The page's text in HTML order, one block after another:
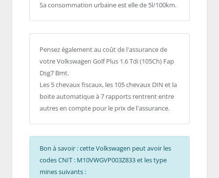
Sa consommation urbaine est elle de 5l/100km.
Pensez également au coût de l'assurance de
votre Volkswagen Golf Plus 1.6 Tdi (105Ch) Fap
Dsg7 Bmt.
Les 5 chevaux fiscaux, les 105 chevaux DIN et la
boite automatique à 7 rapports rentrent entre
autres en compte pour le prix de l'assurance.
Bon à savoir : cette Volkswagen peut avoir les
codes CNIT : M10VWGVP003Z833 et les type
mines suivants :